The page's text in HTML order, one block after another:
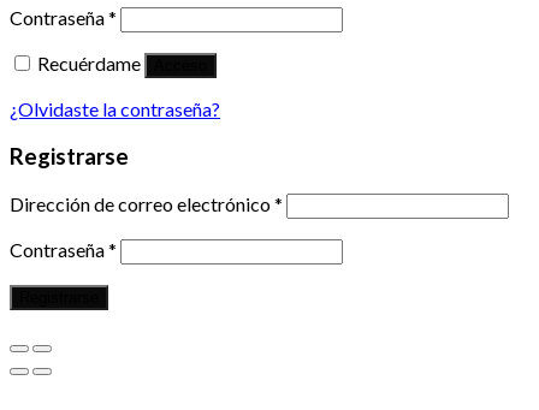
Contraseña*
Recuérdame
¿Olvidaste la contraseña?
Registrarse
Dirección de correo electrónico*
Contraseña*